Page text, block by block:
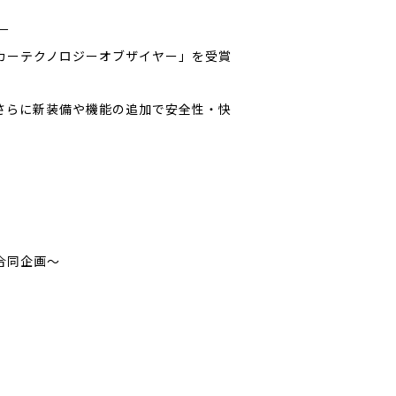
テクノロジーオブザイヤー」を受賞
に新装備や機能の追加で安全性・快
同企画～